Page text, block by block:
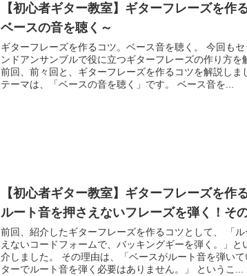
【初心者ギター教室】ギターフレーズを
ベースの音を聴く～
ギターフレーズを作るコツ。ベース音を聴く。 今回も
ンドアンサンブルで役に立つギターフレーズの作り方を
前回、前々回と、ギターフレーズを作るコツを解説しま
テーマは、「ベースの音を聴く」です。 ベース音を...
【初心者ギター教室】ギターフレーズを作
ルート音を押さえないフレーズを弾く！そ
前回、紹介したギターフレーズを作るコツとして、 「ル
えないコードフォームで、バッキングギーを弾く。」と
介しました。 その理由は、「ベースがルート音を弾い
ターでルート音を弾く必要はありません。」 というこ...